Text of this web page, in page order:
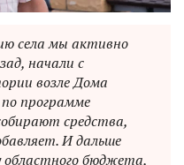
села мы активно
начали с
возле Дома
программе
средства,
И дальше
областного бюджета,